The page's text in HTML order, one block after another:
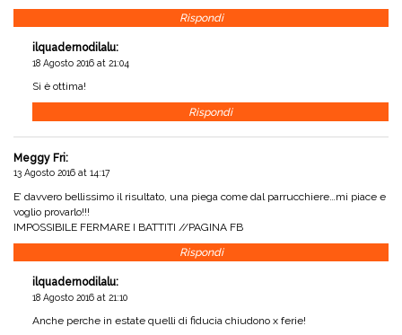
Rispondi
ilquadernodilalu:
18 Agosto 2016 at 21:04
Si è ottima!
Rispondi
Meggy Fri:
13 Agosto 2016 at 14:17
E’ davvero bellissimo il risultato, una piega come dal parrucchiere…mi piace e
voglio provarlo!!!
IMPOSSIBILE FERMARE I BATTITI //PAGINA FB
Rispondi
ilquadernodilalu:
18 Agosto 2016 at 21:10
Anche perche in estate quelli di fiducia chiudono x ferie!